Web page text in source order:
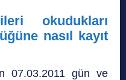
okudukları
nasıl kayıt
07.03.2011 gün ve